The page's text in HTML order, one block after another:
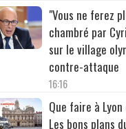
"Vous ne ferez
chambré par
sur le village
contre-attaque
16:16
Que faire à
Les bons plans